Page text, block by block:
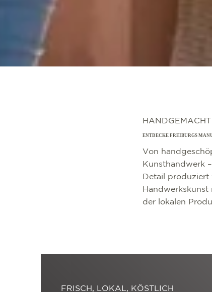
ENTDECKE FREIBURGS
Von
Kunsthandwerk
Detail produziert
der lokalen
FRISCH, LOKAL, KÖSTLICH